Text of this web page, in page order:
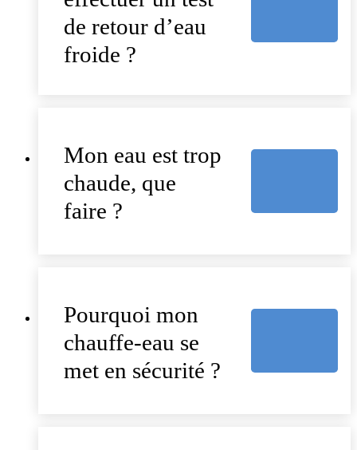
de retour d’eau
froide ?
Mon eau est trop
chaude, que
faire ?
Pourquoi mon
chauffe-eau se
met en sécurité ?